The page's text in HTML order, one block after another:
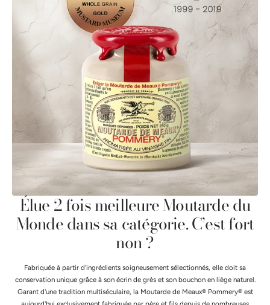
Élue 2 fois meilleure Moutarde du
Monde dans sa catégorie. C’est fort
non ?
Fabriquée à partir d'ingrédients soigneusement sélectionnés, elle doit sa
conservation unique grâce à son écrin de grès et son bouchon en liège naturel.
Garant d'une tradition multiséculaire, la Moutarde de Meaux® Pommery® est